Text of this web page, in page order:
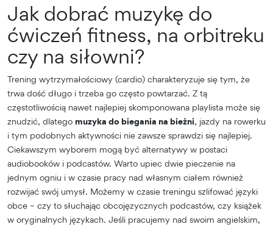
Jak dobrać muzykę do
ćwiczeń fitness, na orbitreku
czy na siłowni?
Trening wytrzymałościowy (cardio) charakteryzuje się tym, że
trwa dość długo i trzeba go często powtarzać. Z tą
częstotliwością nawet najlepiej skomponowana playlista może się
znudzić, dlatego muzyka do biegania na bieżni, jazdy na rowerku
i tym podobnych aktywności nie zawsze sprawdzi się najlepiej.
Ciekawszym wyborem mogą być alternatywy w postaci
audiobooków i podcastów. Warto upiec dwie pieczenie na
jednym ogniu i w czasie pracy nad własnym ciałem również
rozwijać swój umysł. Możemy w czasie treningu szlifować języki
obce – czy to słuchając obcojęzycznych podcastów, czy książek
w oryginalnych językach. Jeśli pracujemy nad swoim angielskim,